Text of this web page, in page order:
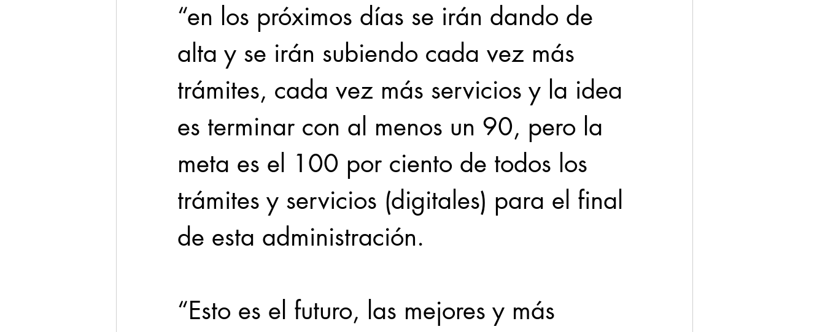
“en los próximos días se irán dando de
alta y se irán subiendo cada vez más
trámites, cada vez más servicios y la idea
es terminar con al menos un 90, pero la
meta es el 100 por ciento de todos los
trámites y servicios (digitales) para el final
de esta administración.
“Esto es el futuro, las mejores y más